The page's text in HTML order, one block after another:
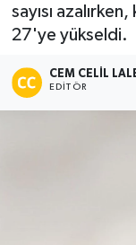
sayısı
27'ye yükseldi.
CEM CELIL
EDITÖR
Son Dakika
Haber Arşivi